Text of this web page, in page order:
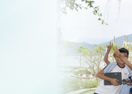
STREAM課程
柴天正向教育
靜觀課程
Fun Fun English
資優課程
健